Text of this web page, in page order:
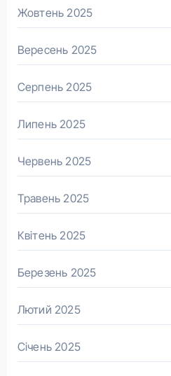
Жовтень 2025
Вересень 2025
Серпень 2025
Липень 2025
Червень 2025
Травень 2025
Квітень 2025
Березень 2025
Лютий 2025
Січень 2025